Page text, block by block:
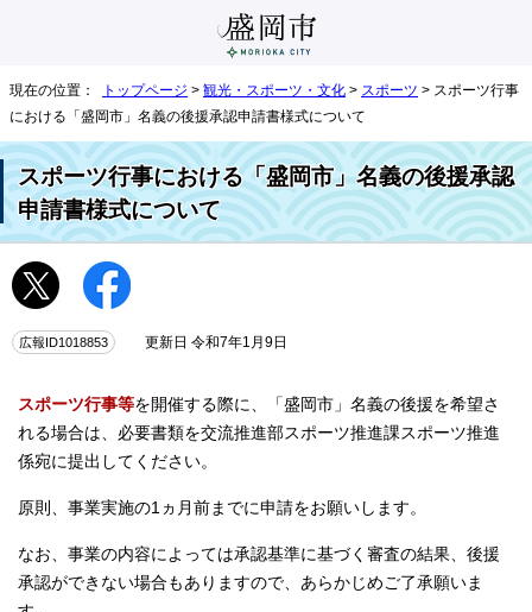
現在の位置： トップページ > 観光・スポーツ・文化 > スポーツ > スポーツ行事
における「盛岡市」名義の後援承認申請書様式について
スポーツ行事における「盛岡市」名義の後援承認
申請書様式について
広報ID1018853 更新日 令和7年1月9日
スポーツ行事等を開催する際に、「盛岡市」名義の後援を希望さ
れる場合は、必要書類を交流推進部スポーツ推進課スポーツ推進
係宛に提出してください。
原則、事業実施の1ヵ月前までに申請をお願いします。
なお、事業の内容によっては承認基準に基づく審査の結果、後援
承認ができない場合もありますので、あらかじめご了承願いま